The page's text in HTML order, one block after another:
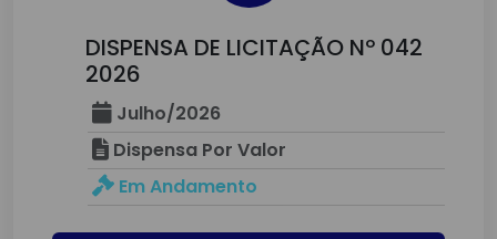
DISPENSA DE LICITAÇÃO Nº 042
2026
Julho/2026
Dispensa Por Valor
Em Andamento